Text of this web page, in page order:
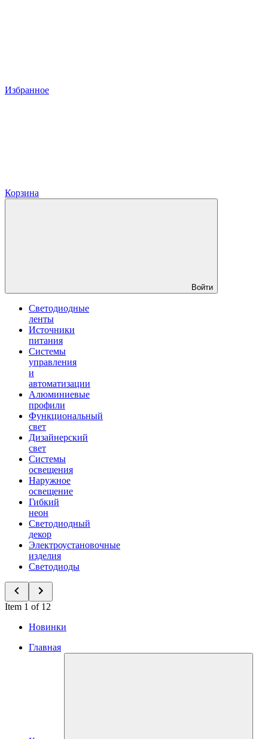
Избранное
Корзина
Войти
Светодиодные
ленты
Источники
питания
Системы
управления
и
автоматизации
Алюминиевые
профили
Функциональный
свет
Дизайнерский
свет
Системы
освещения
Наружное
освещение
Гибкий
неон
Светодиодный
декор
Электроустановочные
изделия
Светодиоды
Item 1 of 12
Новинки
Главная